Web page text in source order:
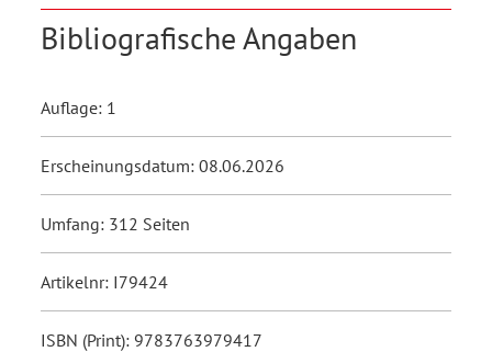
Bibliografische Angaben
Auflage: 1
Erscheinungsdatum: 08.06.2026
Umfang: 312 Seiten
Artikelnr: I79424
ISBN (Print): 9783763979417